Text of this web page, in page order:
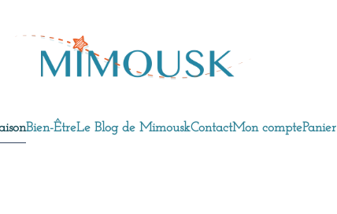
Bien-ÊtreLe Blog de MimouskContactMon comptePanier